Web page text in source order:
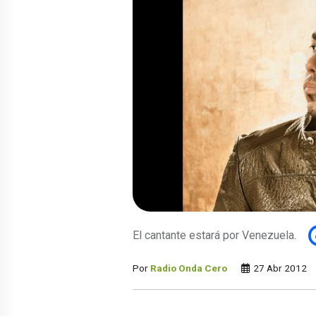
El cantante estará por Venezuela.
Por Radio Onda Cero 27 Abr 2012